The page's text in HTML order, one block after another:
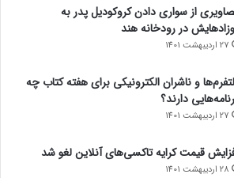
از سواری دادن کروکودیل پدر به
در رودخانه هند
27 اردیبهشت 1401
و ناشران الکترونیکی برای هفته کتاب چه
دارند؟
27 اردیبهشت 1401
قیمت کرایه تاکسی‌های آنلاین لغو شد
28 اردیبهشت 1401